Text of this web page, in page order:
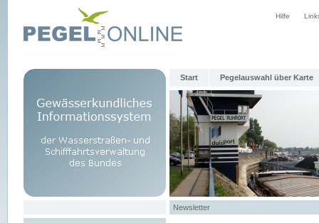
Hilfe
Start Pegelauswahl über Karte
Newsletter